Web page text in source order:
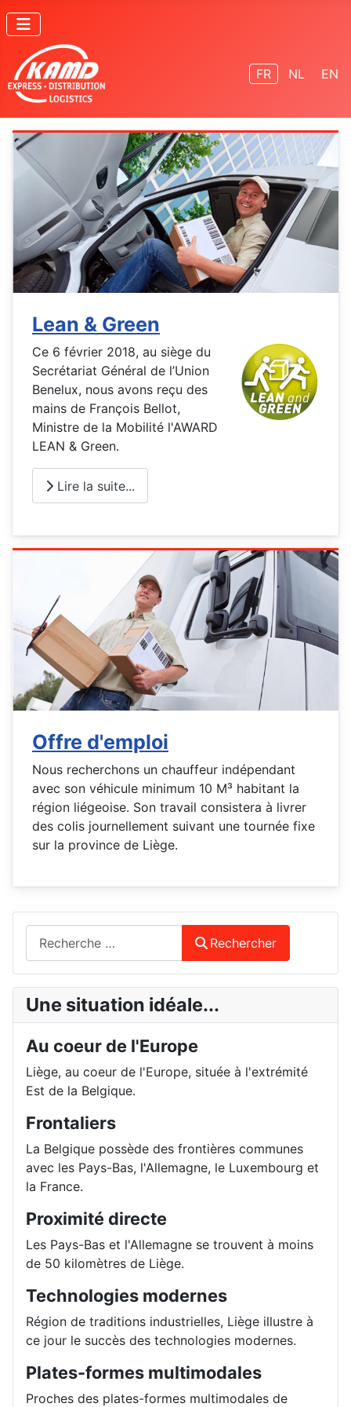
FR
NL EN
Lean & Green
Ce 6 février 2018, au siège du
Secrétariat Général de l’Union
Benelux, nous avons reçu des
mains de François Bellot,
Ministre de la Mobilité l'AWARD
LEAN & Green.
Lire la suite...
Offre d'emploi
Nous recherchons un chauffeur indépendant
avec son véhicule minimum 10 M³ habitant la
région liégeoise. Son travail consistera à livrer
des colis journellement suivant une tournée fixe
sur la province de Liège.
Rechercher
Une situation idéale...
Au coeur de l'Europe
Liège, au coeur de l'Europe, située à l'extrémité
Est de la Belgique.
Frontaliers
La Belgique possède des frontières communes
avec les Pays-Bas, l'Allemagne, le Luxembourg et
la France.
Proximité directe
Les Pays-Bas et l'Allemagne se trouvent à moins
de 50 kilomètres de Liège.
Technologies modernes
Région de traditions industrielles, Liège illustre à
ce jour le succès des technologies modernes.
Plates-formes multimodales
Proches des plates-formes multimodales de